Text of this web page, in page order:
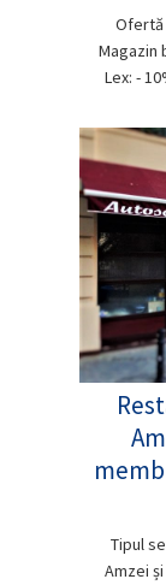
Ofertă
Magazin
Lex: -
Tipul
Amzei